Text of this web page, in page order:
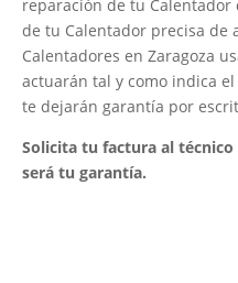
reparación de tu
de tu Calentador precisa de
Calentadores en Zaragoza
actuarán tal y como indica
te dejarán garantía por
Solicita tu factura al
será tu garantía.